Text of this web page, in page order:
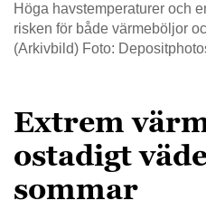
Höga havstemperaturer och
risken för både värmeböljor
(Arkivbild) Foto:
Extrem
ostadigt
sommar